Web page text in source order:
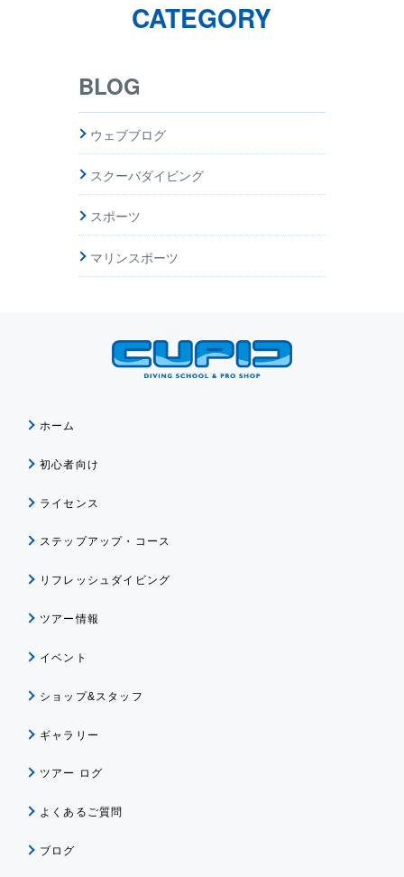
CATEGORY
BLOG
ウェブブログ
スクーバダイビング
スポーツ
マリンスポーツ
ホーム
初心者向け
ライセンス
ステップアップ・コース
リフレッシュダイビング
ツアー情報
イベント
ショップ&スタッフ
ギャラリー
ツアー ログ
よくあるご質問
ブログ